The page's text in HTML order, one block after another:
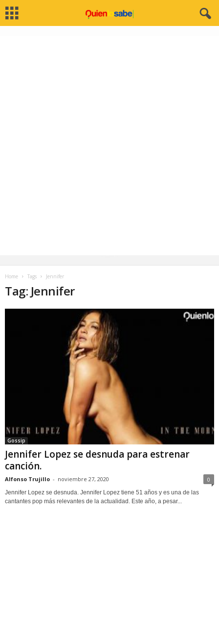
Home Tags Jennifer
Tag: Jennifer
Gossip
Jennifer Lopez se desnuda para estrenar
canción.
Alfonso Trujillo - noviembre 27, 2020 0
Jennifer Lopez se desnuda. Jennifer Lopez tiene 51 años y es una de las
cantantes pop más relevantes de la actualidad. Este año, a pesar...